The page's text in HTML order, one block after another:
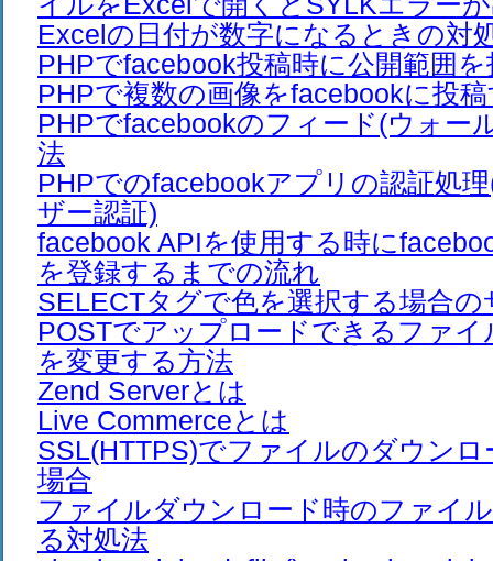
Excelの日付が数字になるときの対
PHPでfacebook投稿時に公開範囲
PHPで複数の画像をfacebookに投
PHPでfacebookのフィード(ウォー
法
PHPでのfacebookアプリの認証処
ザー認証)
facebook APIを使用する時に
を登録するまでの流れ
SELECTタグで色を選択する場合の
POSTでアップロードできるファ
を変更する方法
Zend Serverとは
Live Commerceとは
SSL(HTTPS)でファイルのダウン
場合
ファイルダウンロード時のファイ
る対処法